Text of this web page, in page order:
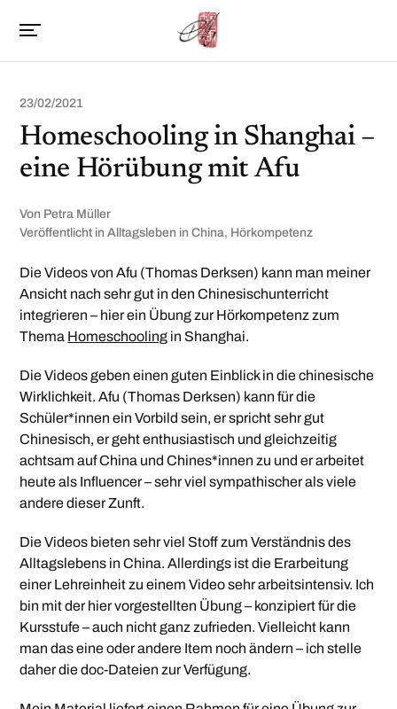
23/02/2021
Homeschooling in Shanghai –
eine Hörübung mit Afu
Von Petra Müller
Veröffentlicht in Alltagsleben in China, Hörkompetenz
Die Videos von Afu (Thomas Derksen) kann man meiner
Ansicht nach sehr gut in den Chinesischunterricht
integrieren – hier ein Übung zur Hörkompetenz zum
Thema Homeschooling in Shanghai.
Die Videos geben einen guten Einblick in die chinesische
Wirklichkeit. Afu (Thomas Derksen) kann für die
Schüler*innen ein Vorbild sein, er spricht sehr gut
Chinesisch, er geht enthusiastisch und gleichzeitig
achtsam auf China und Chines*innen zu und er arbeitet
heute als Influencer – sehr viel sympathischer als viele
andere dieser Zunft.
Die Videos bieten sehr viel Stoff zum Verständnis des
Alltagslebens in China. Allerdings ist die Erarbeitung
einer Lehreinheit zu einem Video sehr arbeitsintensiv. Ich
bin mit der hier vorgestellten Übung – konzipiert für die
Kursstufe – auch nicht ganz zufrieden. Vielleicht kann
man das eine oder andere Item noch ändern – ich stelle
daher die doc-Dateien zur Verfügung.